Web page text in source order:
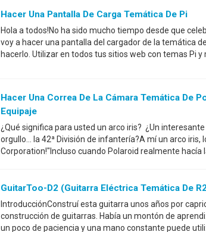
Hacer Una Pantalla De Carga Temática De Pi
Hola a todos!No ha sido mucho tiempo desde que
voy a hacer una pantalla del cargador de la temática
hacerlo. Utilizar en todos tus sitios web con temas Pi
Hacer Una Correa De La Cámara Temática De
Equipaje
¿Qué significa para usted un arco iris? ¿Un
orgullo... la 42ª División de infantería?A mí un arco iris,
Corporation!"Incluso cuando Polaroid realmente hacía
GuitarToo-D2 (guitarra Eléctrica Temática De
IntroducciónConstruí esta guitarra unos años por
construcción de guitarras. Había un montón de
un poco de paciencia y una mano constante puede